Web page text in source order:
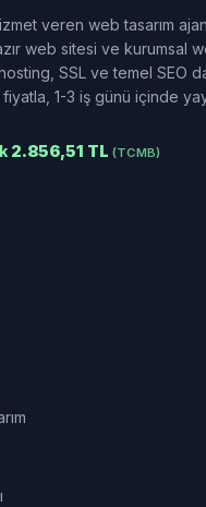
veren web tasarım
web sitesi ve kurumsal
hosting, SSL ve temel SEO
1-3 iş günü içinde
2.856,51 TL (TCMB)